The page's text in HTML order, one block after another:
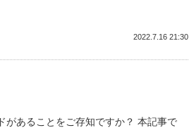
2022.7.16 21:30
があることをご存知ですか？ 本記事で